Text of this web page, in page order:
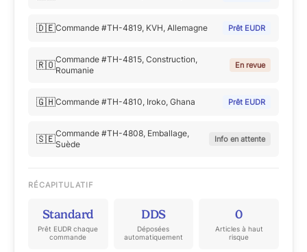
🇩🇪Commande #TH-4819, KVH, Allemagne Prêt EUDR
🇷🇴Commande #TH-4815, Construction,
Roumanie
En revue
🇬🇭Commande #TH-4810, Iroko, Ghana Prêt EUDR
🇸🇪Commande #TH-4808, Emballage,
Suède
Info en attente
RÉCAPITULATIF
Standard
Prêt EUDR chaque
commande
DDS
Déposées
automatiquement
0
Articles à haut
risque